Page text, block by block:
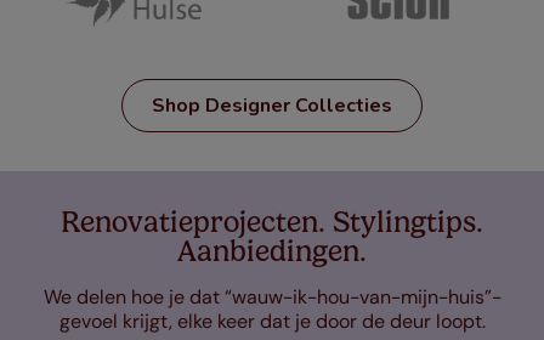
Shop Designer Collecties
Renovatieprojecten. Stylingtips.
Aanbiedingen.
We delen hoe je dat “wauw-ik-hou-van-mijn-huis”-
gevoel krijgt, elke keer dat je door de deur loopt.